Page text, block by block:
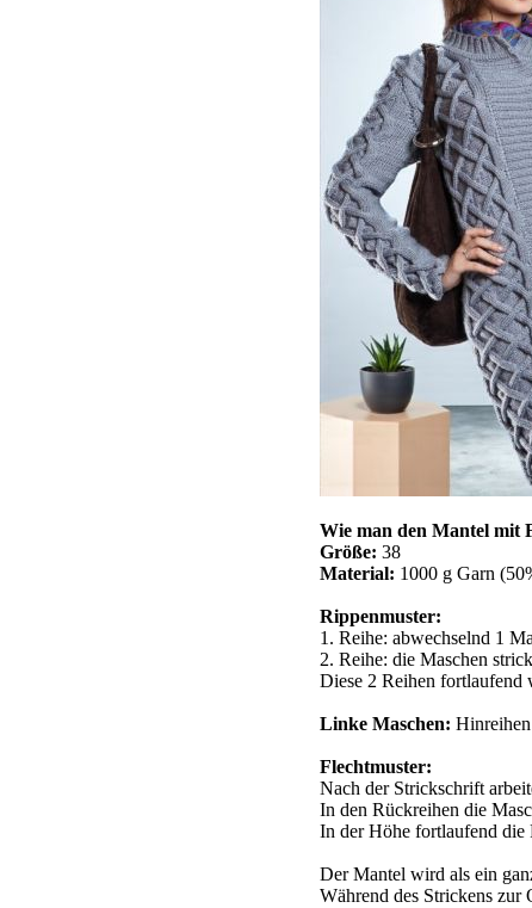
Wie man den Mantel mit
Größe: 38
Material: 1000 g Garn
Rippenmuster:
1. Reihe: abwechselnd 1
2. Reihe: die Maschen
Diese 2 Reihen fortlaufend
Linke Maschen:
Flechtmuster:
Nach der Strickschrift
In den Rückreihen die
In der Höhe fortlaufend die
Der Mantel wird als ein
Während des Strickens zur